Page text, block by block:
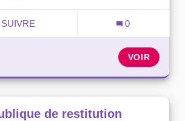
23 ABONNÉS
SUIVRE
0
VOIR
de restitution